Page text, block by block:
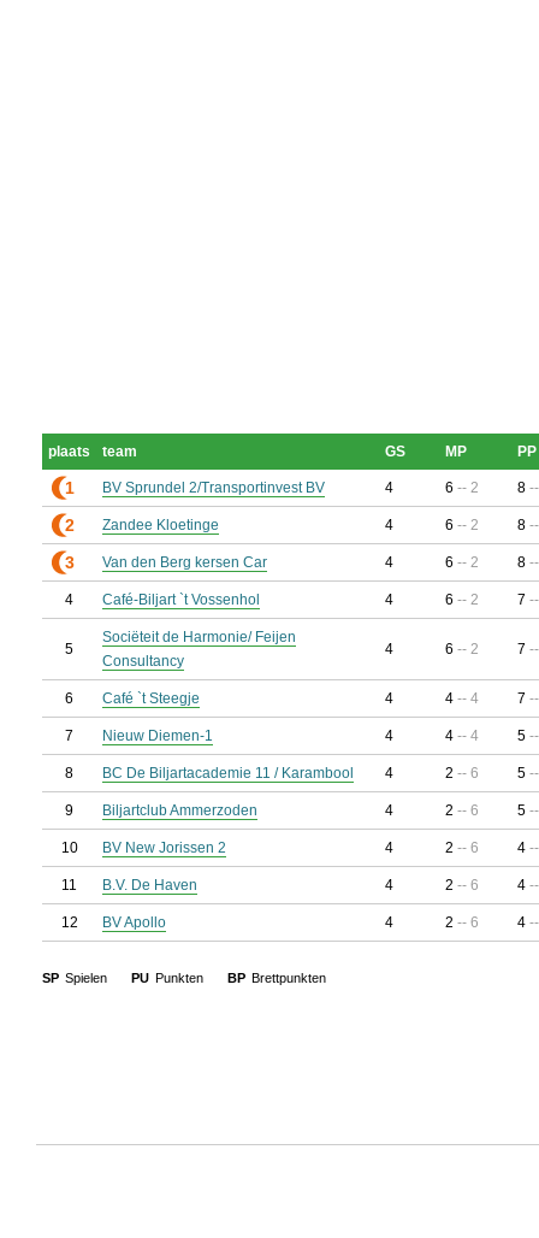
plaats team GS MP PP
1 BV Sprundel 2/Transportinvest BV 4 6 -- 2 8
2 Zandee Kloetinge 4 6 -- 2 8
3 Van den Berg kersen Car 4 6 -- 2 8
4 Café-Biljart `t Vossenhol 4 6 -- 2 7
5
Sociëteit de Harmonie/ Feijen
Consultancy
4 6 -- 2 7
6 Café `t Steegje 4 4 -- 4 7
7 Nieuw Diemen-1 4 4 -- 4 5
8 BC De Biljartacademie 11 / Karambool 4 2 -- 6 5
9 Biljartclub Ammerzoden 4 2 -- 6 5
10 BV New Jorissen 2 4 2 -- 6 4
11 B.V. De Haven 4 2 -- 6 4
12 BV Apollo 4 2 -- 6 4
SP Spielen PU Punkten BP Brettpunkten